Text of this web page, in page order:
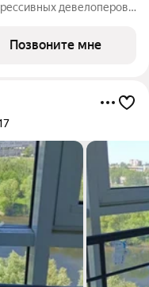
девелоперов
близости от новой
Позвоните мне